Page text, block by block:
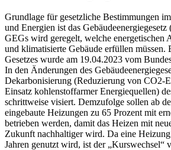
Grundlage für gesetzliche Bestimmungen
und Energien ist das
GEGs wird geregelt, welche energetischen
und klimatisierte Gebäude erfüllen müssen.
Gesetzes wurde am 19.04.2023 vom
In den Änderungen des
Dekarbonisierung (Reduzierung von CO2-
Einsatz kohlenstoffarmer Energiequellen)
schrittweise visiert. Demzufolge sollen ab
eingebaute Heizungen zu 65 Prozent mit
betrieben werden, damit das Heizen mit
Zukunft nachhaltiger wird. Da eine
Jahren genutzt wird, ist der „Kurswechsel“